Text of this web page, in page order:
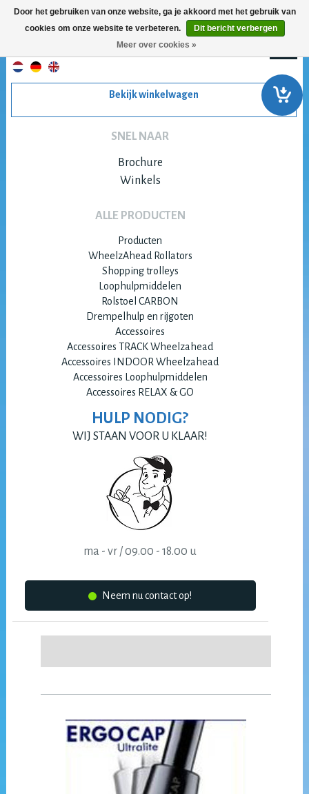
Bekijk winkelwagen
SNEL NAAR
Brochure
Winkels
ALLE PRODUCTEN
Producten
WheelzAhead Rollators
Shopping trolleys
Loophulpmiddelen
Rolstoel CARBON
Drempelhulp en rijgoten
Accessoires
Accessoires TRACK Wheelzahead
Accessoires INDOOR Wheelzahead
Accessoires Loophulpmiddelen
Accessoires RELAX & GO
HULP NODIG?
WIJ STAAN VOOR U KLAAR!
ma - vr / 09.00 - 18.00 u
Neem nu contact op!
Door het gebruiken van onze website, ga je akkoord met het gebruik van
cookies om onze website te verbeteren.
Dit bericht verbergen
Meer over cookies »